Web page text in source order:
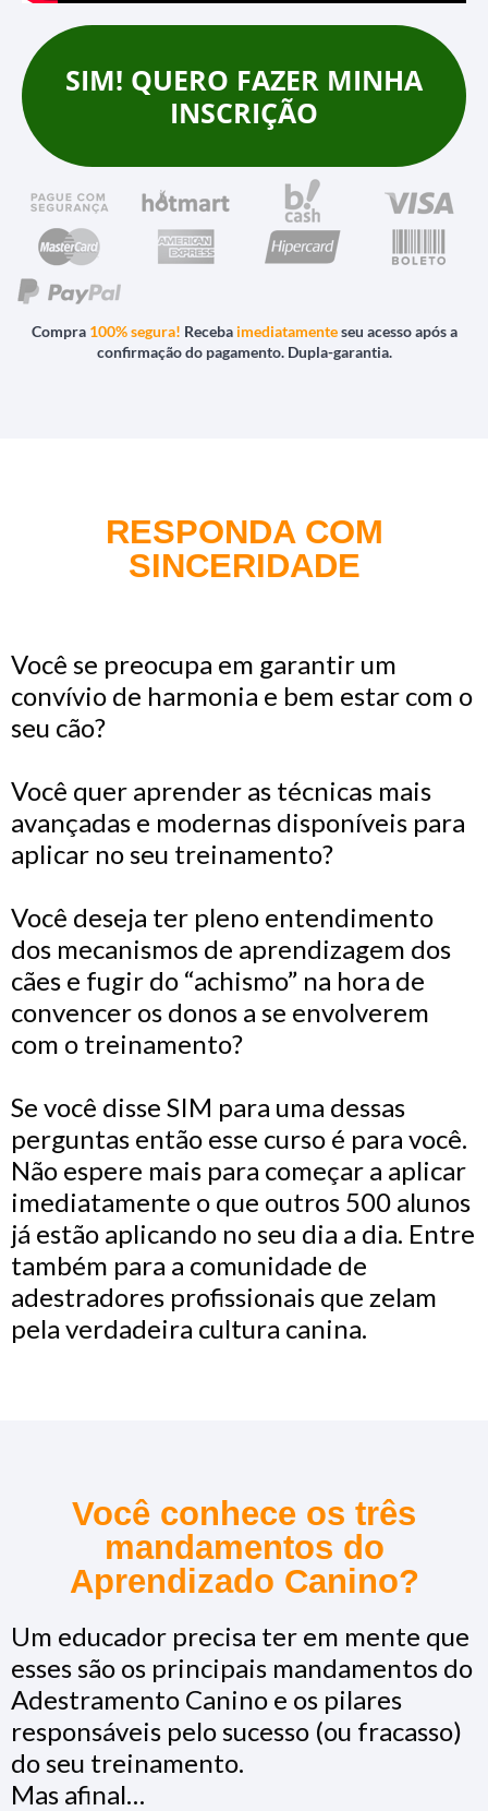
SIM! QUERO FAZER MINHA
INSCRIÇÃO
Compra 100% segura! Receba imediatamenteseu acesso após a
confirmação do pagamento. Dupla-garantia.
RESPONDA COM
SINCERIDADE
Você se preocupa em garantir um
convívio de harmonia e bem estar com o
seu cão?
Você quer aprender as técnicas mais
avançadas e modernas disponíveis para
aplicar no seu treinamento?
Você deseja ter pleno entendimento
dos mecanismos de aprendizagem dos
cães e fugir do “achismo” na hora de
convencer os donos a se envolverem
com o treinamento?
Se você disse SIM para uma dessas
perguntas então esse curso é para você.
Não espere mais para começar a aplicar
imediatamente o que outros 500 alunos
já estão aplicando no seu dia a dia. Entre
também para a comunidade de
adestradores profissionais que zelam
pela verdadeira cultura canina.
Você conhece os três
mandamentos do
Aprendizado Canino?
Um educador precisa ter em mente que
esses são os principais mandamentos do
Adestramento Canino e os pilares
responsáveis pelo sucesso (ou fracasso)
do seu treinamento.
Mas afinal…